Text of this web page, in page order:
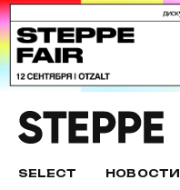
SELECT НОВОСТИ